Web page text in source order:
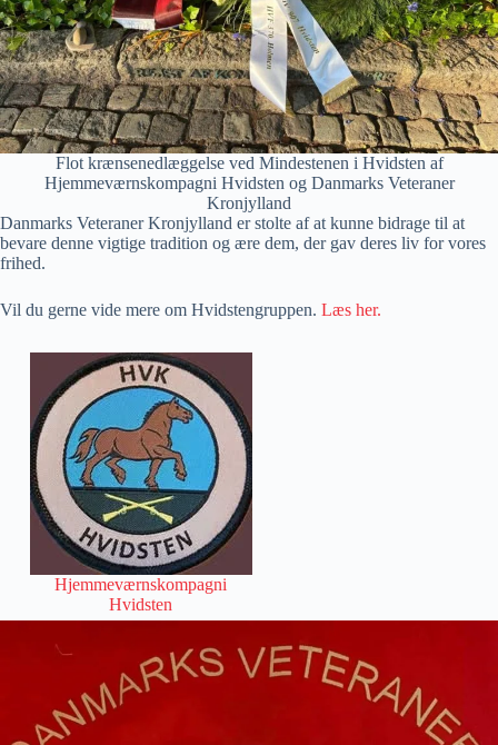
Flot krænsenedlæggelse ved Mindestenen i Hvidsten af
Hjemmeværnskompagni Hvidsten og Danmarks Veteraner
Kronjylland
Danmarks Veteraner Kronjylland er stolte af at kunne bidrage til at
bevare denne vigtige tradition og ære dem, der gav deres liv for vores
frihed.
Vil du gerne vide mere om Hvidstengruppen. Læs her.
Hjemmeværnskompagni
Hvidsten